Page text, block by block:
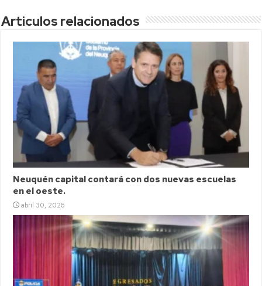
Articulos relacionados
Neuquén capital contará con dos nuevas escuelas
en el oeste.
abril 30, 2026